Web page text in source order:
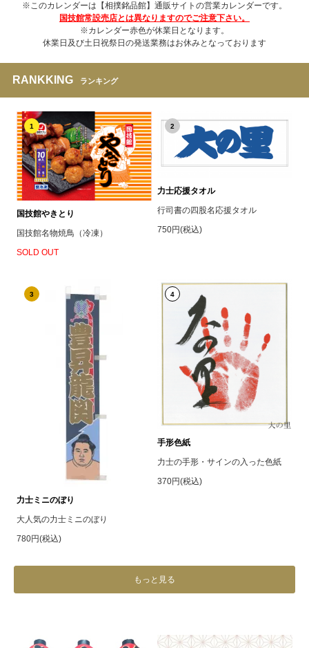
※このカレンダーは【相撲銘品館】通販サイトの営業カレンダーです。
国技館常設売店とは異なりますのでご注意下さい。
※カレンダー赤色が休業日となります。
休業日及び土日祝祭日の発送業務はお休みとなっております
RANKKING ランキング
1
国技館やきとり
国技館名物焼鳥（冷凍）
SOLD OUT
2
力士応援タオル
行司書の四股名応援タオル
750円(税込)
3
力士ミニのぼり
大人気の力士ミニのぼり
780円(税込)
4
手形色紙
力士の手形・サインの入った色紙
370円(税込)
もっと見る